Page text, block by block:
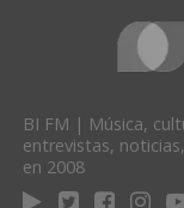
BI FM | Música,
entrevistas,
en 2008